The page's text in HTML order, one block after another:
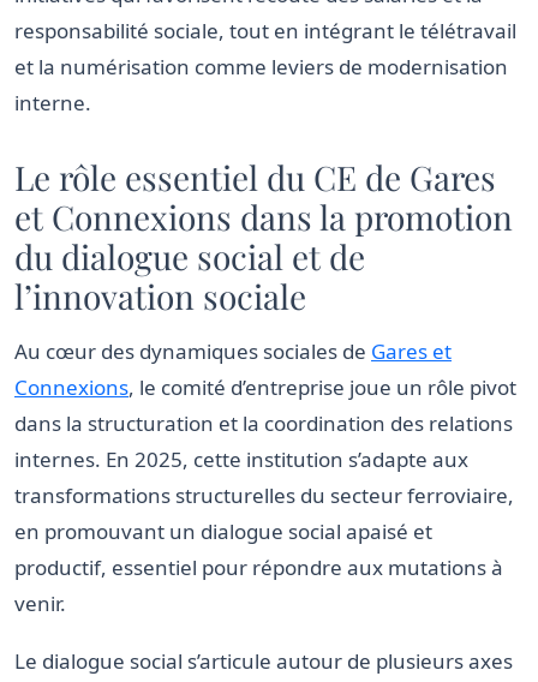
responsabilité sociale, tout en intégrant le télétravail
et la numérisation comme leviers de modernisation
interne.
Le rôle essentiel du CE de Gares
et Connexions dans la promotion
du dialogue social et de
l’innovation sociale
Au cœur des dynamiques sociales de Gares et
Connexions, le comité d’entreprise joue un rôle pivot
dans la structuration et la coordination des relations
internes. En 2025, cette institution s’adapte aux
transformations structurelles du secteur ferroviaire,
en promouvant un dialogue social apaisé et
productif, essentiel pour répondre aux mutations à
venir.
Le dialogue social s’articule autour de plusieurs axes